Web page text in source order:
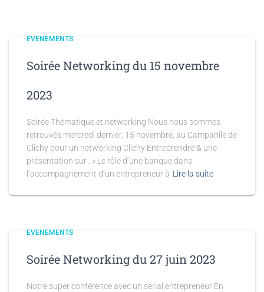
EVENEMENTS
Soirée Networking du 15 novembre
2023
Soirée Thématique et networking Nous nous sommes
retrouvés mercredi dernier, 15 novembre, au Campanile de
Clichy pour un networking Clichy Entreprendre & une
présentation sur : « Le rôle d’une banque dans
l’accompagnement d’un entrepreneur à Lire la suite
EVENEMENTS
Soirée Networking du 27 juin 2023
Notre super conférence avec un serial entrepreneur En